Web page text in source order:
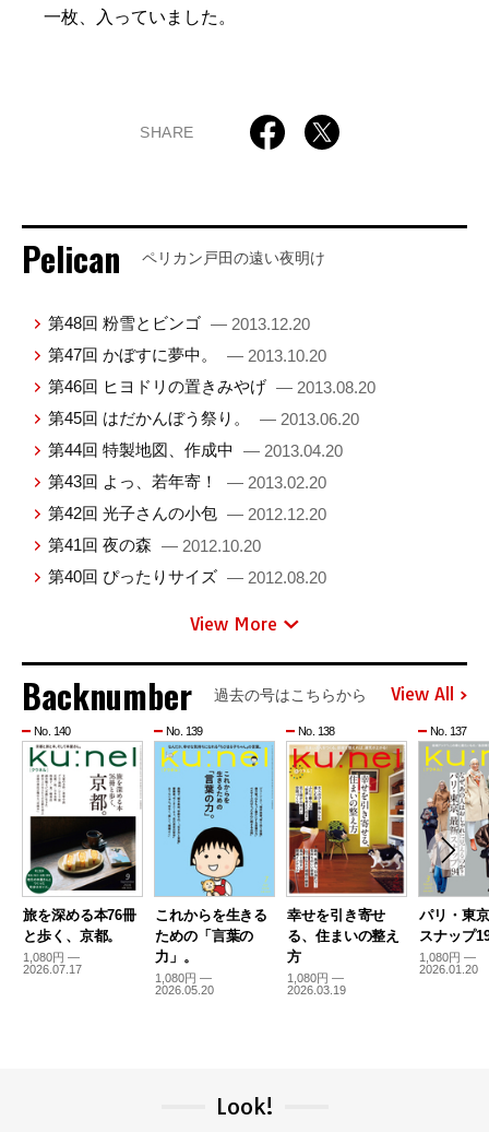
一枚、入っていました。
SHARE
Pelican ペリカン戸田の遠い夜明け
第48回 粉雪とビンゴ — 2013.12.20
第47回 かぼすに夢中。
— 2013.10.20
第46回 ヒヨドリの置きみやげ — 2013.08.20
第45回 はだかんぼう祭り。
— 2013.06.20
第44回 特製地図、作成中
— 2013.04.20
第43回 よっ、若年寄！
— 2013.02.20
第42回 光子さんの小包 — 2012.12.20
第41回 夜の森 — 2012.10.20
第40回 ぴったりサイズ — 2012.08.20
View More
Backnumber 過去の号はこちらから View All
No. 140
旅を深める本76冊
と歩く、京都。
1,080円 —
2026.07.17
No. 139
これからを生きる
ための「言葉の
力」。
1,080円 —
2026.05.20
No. 138
幸せを引き寄せ
る、住まいの整え
方
1,080円 —
2026.03.19
No. 137
パリ・東
スナップ
1,080円 —
2026.01.20
Look!